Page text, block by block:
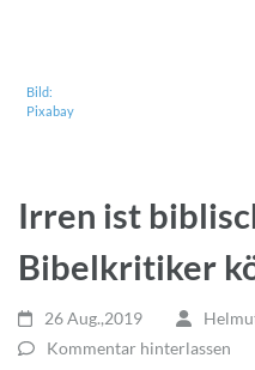
Bild:
Pixabay
Irren ist
Bibelkritiker
26 Aug.,2019
Kommentar hinterlassen